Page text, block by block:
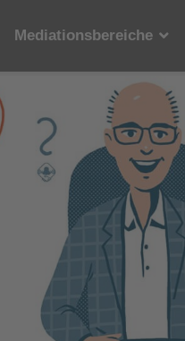
Mediationsbereiche